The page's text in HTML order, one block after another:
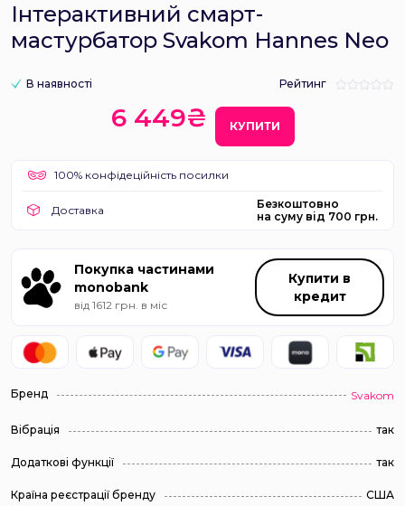
Інтерактивний смарт-
мастурбатор Svakom Hannes Neo
В наявності Рейтинг
6 449₴ КУПИТИ
100% конфідеційність посилки
Доставка
Безкоштовно
на суму від 700 грн.
Покупка частинами
monobank
від 1612 грн. в міс
Купити в
кредит
Бренд Svakom
Вібрація так
Додаткові функції так
Країна реєстрації бренду США